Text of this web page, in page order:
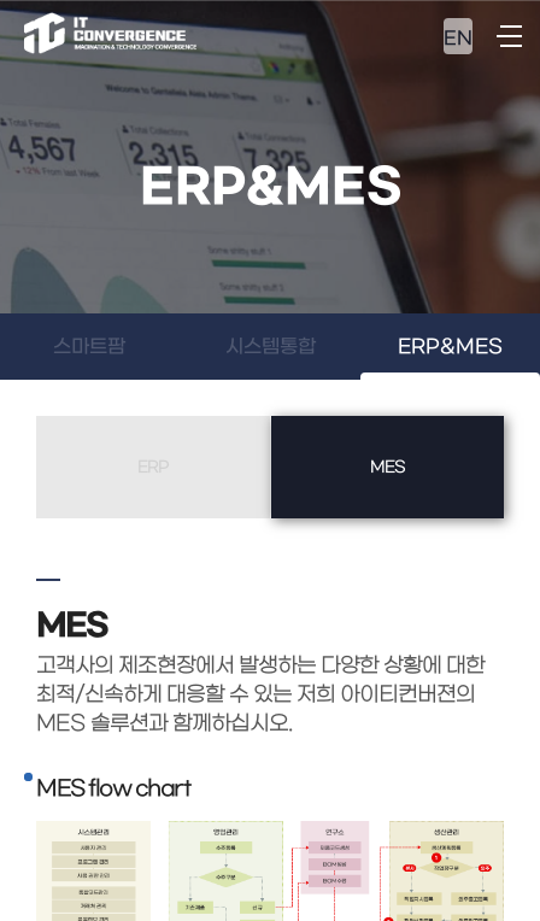
EN
ERP&MES
스마트팜 시스템통합 ERP&MES
MES
MES
고객사의 제조현장에서 발생하는 다양한 상황에 대한
최적/신속하게 대응할 수 있는 저희 아이티컨버젼의
MES 솔루션과 함께하십시오.
MES flow chart